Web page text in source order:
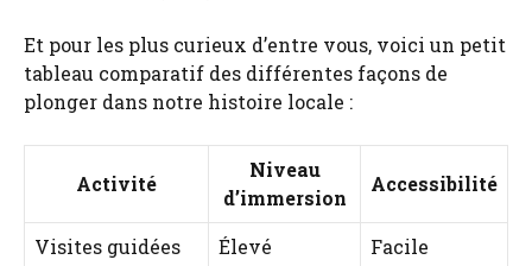
Et pour les plus curieux d’entre vous, voici un petit
tableau comparatif des différentes façons de
plonger dans notre histoire locale :
Activité
Niveau
d’immersion
Accessibilité
Visites guidées Élevé
Facile